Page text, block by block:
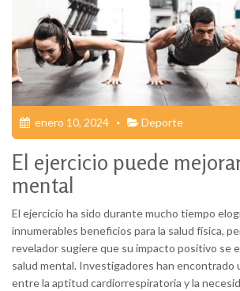
enero 10, 2024 Deporte
El ejercicio puede
mental
El ejercicio ha sido durante mucho tiempo
innumerables beneficios para la salud física,
revelador sugiere que su impacto positivo se
salud mental. Investigadores han encontrado
entre la aptitud cardiorrespiratoria y la